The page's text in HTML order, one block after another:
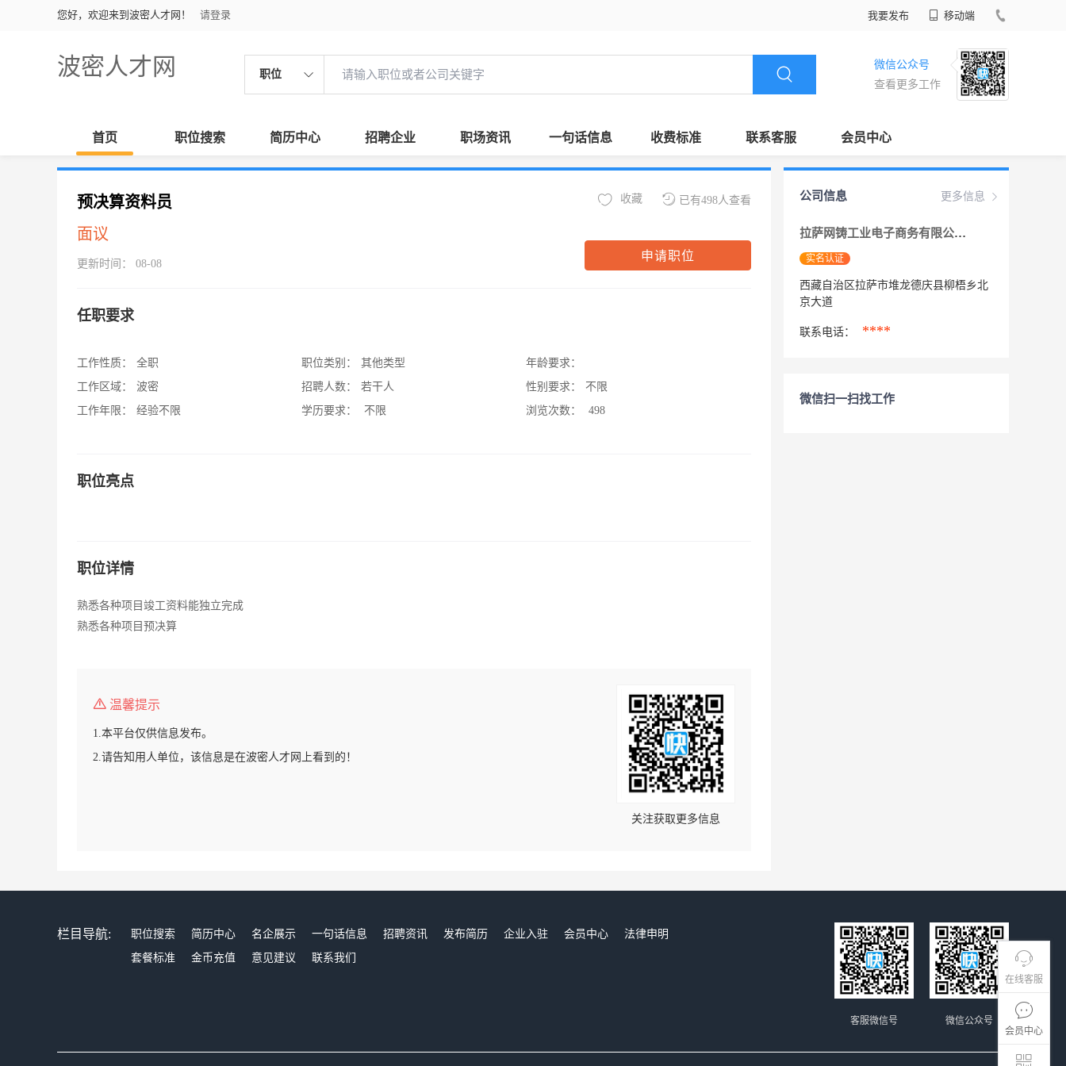
您好，欢迎来到波密人才网！ 请登录 我要发布 移动端
波密人才网 职位
微信公众号
查看更多工作
首页 职位搜索 简历中心 招聘企业 职场资讯 一句话信息 收费标准 联系客服 会员中心
在线客服
会员中心
预决算资料员
面议
更新时间： 08-08
已有498人查看
收藏
申请职位
任职要求
工作性质：
全职
工作区域：
波密
工作年限：
经验不限
职位类别：
其他类型
招聘人数：
若干人
学历要求：
不限
年龄要求：
性别要求：
不限
浏览次数：
498
职位亮点
职位详情
熟悉各种项目竣工资料能独立完成
熟悉各种项目预决算
温馨提示
1.本平台仅供信息发布。
2.请告知用人单位，该信息是在波密人才网上看到的！
关注获取更多信息
更多信息
公司信息
拉萨网铸工业电子商务有限公司
实名认证
西藏自治区拉萨市堆龙德庆县柳梧乡北
京大道
联系电话： ****
微信扫一扫找工作
栏目导航: 职位搜索 简历中心 名企展示 一句话信息 招聘资讯 发布简历 企业入驻 会员中心
法律申明
套餐标准
金币充值 意见建议 联系我们
微信公众号
客服微信号